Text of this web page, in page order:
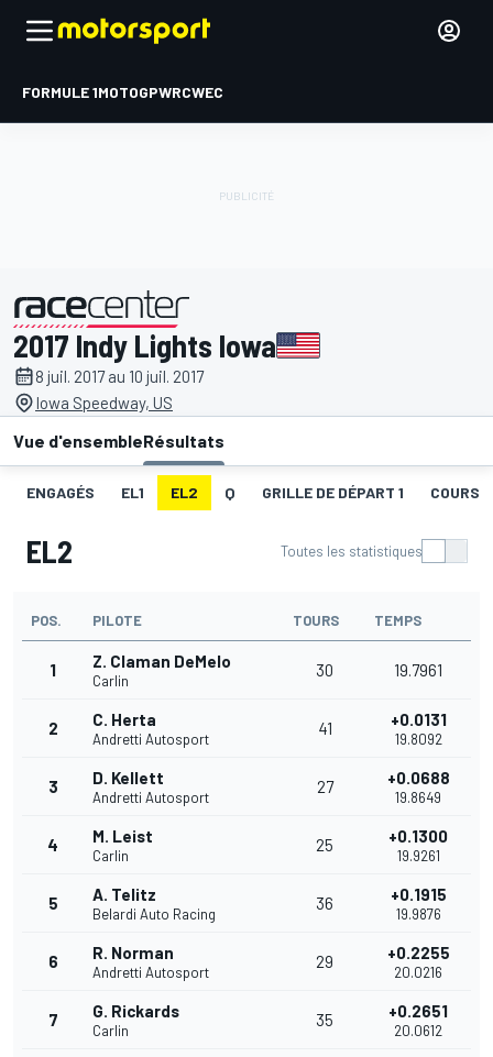
FORMULE 1MOTOGPWRCWEC
présenté par
2017 Indy Lights Iowa
8 juil. 2017 au 10 juil. 2017
Iowa Speedway, US
Vue d'ensembleRésultats
ENGAGÉS EL1 EL2 Q GRILLE DE DÉPART 1 COURSE
EL2 Toutes les statistiques
POS. PILOTE TOURS TEMPS
1 Z. Claman DeMelo
Carlin
30 19.7961
2 C. Herta
Andretti Autosport
41 +0.0131
19.8092
3 D. Kellett
Andretti Autosport
27 +0.0688
19.8649
4 M. Leist
Carlin
25 +0.1300
19.9261
5 A. Telitz
Belardi Auto Racing
36 +0.1915
19.9876
6 R. Norman
Andretti Autosport
29 +0.2255
20.0216
7 G. Rickards
Carlin
35 +0.2651
20.0612